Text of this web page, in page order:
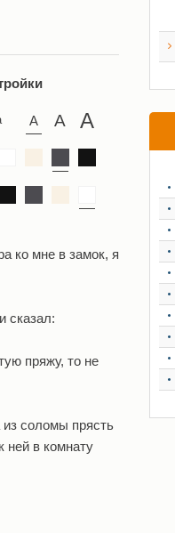
ко мне в замок, я
сказал:
пряжу, то не
соломы прясть
ней в комнату